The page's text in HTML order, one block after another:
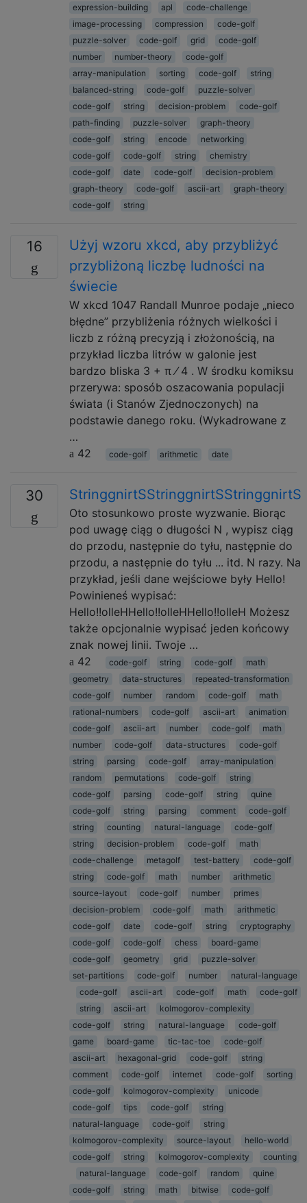
expression-building
apl
code-challenge
image-processing
compression
code-golf
puzzle-solver
code-golf grid
code-golf
number
number-theory
code-golf
array-manipulation
sorting code-golf
string
balanced-string
code-golf
puzzle-solver
code-golf
string decision-problem
code-golf
path-finding
puzzle-solver
graph-theory
code-golf
string encode
networking
code-golf
code-golf string
chemistry
code-golf
date code-golf
decision-problem
graph-theory
code-golf ascii-art
graph-theory
code-golf
string
16
Użyj wzoru xkcd, aby przybliżyć
przybliżoną liczbę ludności na
świecie
W xkcd 1047 Randall Munroe podaje „nieco
błędne” przybliżenia różnych wielkości i
liczb z różną precyzją i złożonością, na
przykład liczba litrów w galonie jest
bardzo bliska 3 + π ⁄ 4 . W środku komiksu
przerywa: sposób oszacowania populacji
świata (i Stanów Zjednoczonych) na
podstawie danego roku. (Wykadrowane z
…
42
code-golf arithmetic date
30 StringgnirtSStringgnirtSStringgnirtS
Oto stosunkowo proste wyzwanie. Biorąc
pod uwagę ciąg o długości N , wypisz ciąg
do przodu, następnie do tyłu, następnie do
przodu, a następnie do tyłu ... itd. N razy. Na
przykład, jeśli dane wejściowe były Hello!
Powinieneś wypisać:
Hello!!olleHHello!!olleHHello!!olleH Możesz
także opcjonalnie wypisać jeden końcowy
znak nowej linii. Twoje …
42
code-golf string code-golf
math
geometry
data-structures
repeated-transformation
code-golf
number random code-golf
math
rational-numbers
code-golf ascii-art
animation
code-golf
ascii-art number code-golf
math
number
code-golf data-structures
code-golf
string
parsing code-golf
array-manipulation
random
permutations code-golf
string
code-golf
parsing code-golf string
quine
code-golf
string parsing comment
code-golf
string
counting natural-language
code-golf
string
decision-problem code-golf
math
code-challenge
metagolf test-battery
code-golf
string
code-golf math number
arithmetic
source-layout
code-golf number
primes
decision-problem
code-golf math
arithmetic
code-golf
date code-golf string
cryptography
code-golf
code-golf chess
board-game
code-golf
geometry grid
puzzle-solver
set-partitions
code-golf number
natural-language
code-golf
ascii-art code-golf math
code-golf
string
ascii-art
kolmogorov-complexity
code-golf
string natural-language
code-golf
game
board-game tic-tac-toe
code-golf
ascii-art
hexagonal-grid code-golf
string
comment
code-golf internet code-golf
sorting
code-golf
kolmogorov-complexity
unicode
code-golf
tips code-golf
string
natural-language
code-golf
string
kolmogorov-complexity
source-layout
hello-world
code-golf
string kolmogorov-complexity
counting
natural-language
code-golf random
quine
code-golf
string math bitwise
code-golf